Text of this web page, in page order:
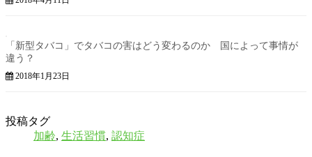
「新型タバコ」でタバコの害はどう変わるのか 国によって事情が
違う？
2018年1月23日
投稿タグ
加齢, 生活習慣, 認知症